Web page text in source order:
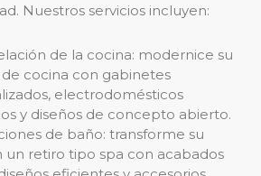
Nuestros servicios incluyen:
de la cocina: modernice su
cocina con gabinetes
electrodomésticos
y diseños de concepto abierto.
de baño: transforme su
un retiro tipo spa con acabados